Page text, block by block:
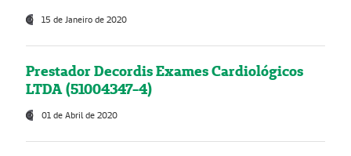
15 de Janeiro de 2020
Prestador Decordis Exames Cardiológicos
LTDA (51004347-4)
01 de Abril de 2020